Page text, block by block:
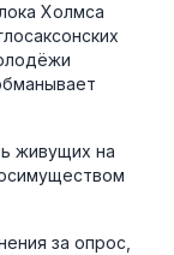
Холмса
живущих на
за опрос,